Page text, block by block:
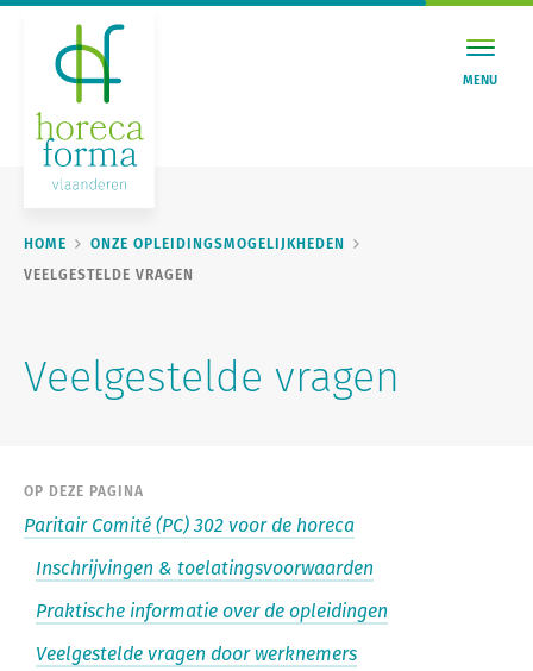
MENU
HOME
ONZE OPLEIDINGSMOGELIJKHEDEN
VEELGESTELDE VRAGEN
Veelgestelde vragen
OP DEZE PAGINA
Paritair Comité (PC) 302 voor de horeca
Inschrijvingen & toelatingsvoorwaarden
Praktische informatie over de opleidingen
Veelgestelde vragen door werknemers